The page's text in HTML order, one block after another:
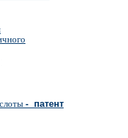
- патент